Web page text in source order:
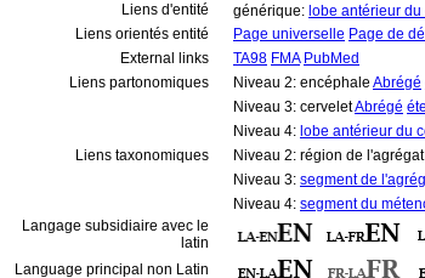
Liens d'entité
générique: lobe antérieur
Liens orientés entité
Page universelle Page de
External links
TA98 FMA PubMed
Liens partonomiques
Niveau 2: encéphale Abrégé
Niveau 3: cerveletAbrégé
Niveau 4: lobe antérieur du
Liens taxonomiques
Niveau 2: région de
Niveau 3: segment de
Niveau 4: segment du
Langage subsidiaire avec le
latin
Language principal non Latin